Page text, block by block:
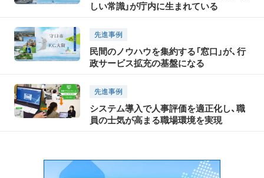
しい常識」が庁内に生まれている
先進事例
民間のノウハウを集約する「窓口」が、行
政サービス拡充の基盤になる
先進事例
システム導入で人事評価を適正化し、職
員の士気が高まる職場環境を実現